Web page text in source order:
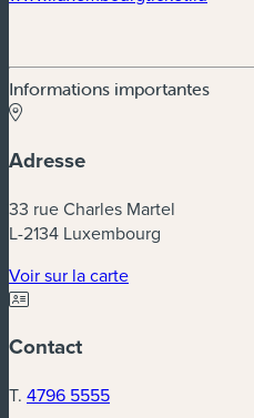
Informations importantes
Adresse
33 rue Charles Martel
L-2134 Luxembourg
Voir sur la carte(nouvelle fenêtre)
Contact
T. 4796 5555